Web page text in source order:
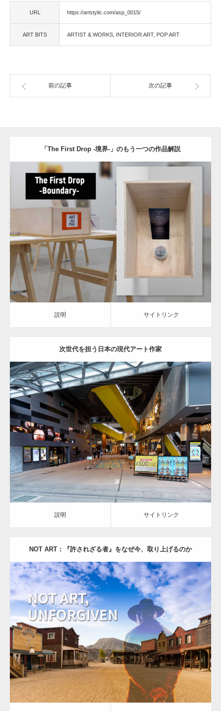
URL https://artstylic.com/asp_0015/
ART BITS ARTIST & WORKS INTERIOR ART POP ART
前の記事 次の記事
「The First Drop -境界-」のもう一つの作品解説
Category: AI-ART ARTIST & WORKS
説明 サイトリンク
説明 サイトリンク
次世代を担う日本の現代アート作家
Category:ARTIST & WORKS
説明 サイトリンク
説明 サイトリンク
NOT ART：『許されざる者』をなぜ今、取り上げるのか
Category: ART INSIGHTS ARTIST & WORKS
説明 サイトリンク